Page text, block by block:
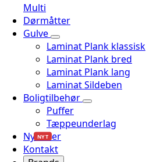
Multi
Dørmåtter
Gulve
Laminat Plank klassisk
Laminat Plank bred
Laminat Plank lang
Laminat Sildeben
Boligtilbehør
Puffer
Tæppeunderlag
Nyheder
NYT
Kontakt